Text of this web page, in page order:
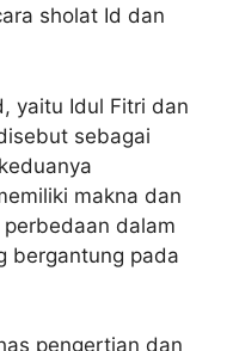
sholat Id dan
yaitu Idul Fitri dan
sebagai
makna dan
dalam
bergantung pada
pengertian dan